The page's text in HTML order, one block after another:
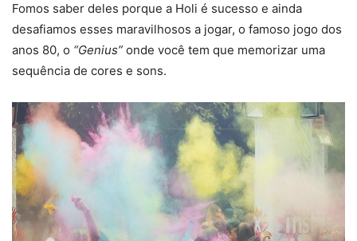
Fomos saber deles porque a Holi é sucesso e ainda
desafiamos esses maravilhosos a jogar, o famoso jogo dos
anos 80, o “Genius” onde você tem que memorizar uma
sequência de cores e sons.